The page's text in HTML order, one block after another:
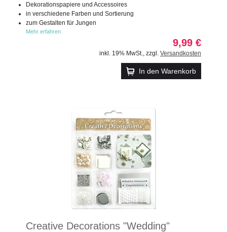
Dekorationspapiere und Accessoires
in verschiedene Farben und Sortierung
zum Gestalten für Jungen
Mehr erfahren
9,99 €
inkl. 19% MwSt. zzgl. Versandkosten
In den Warenkorb
Creative Decorations "Wedding"